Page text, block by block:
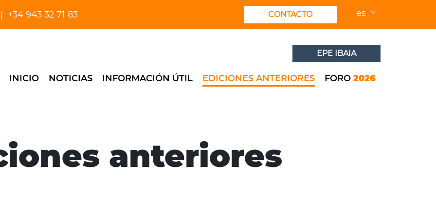
+34 943 32 71 83 CONTACTO es
EPE IBAIA
INICIO NOTICIAS INFORMACIÓN ÚTIL EDICIONES ANTERIORES FORO 2026
anteriores